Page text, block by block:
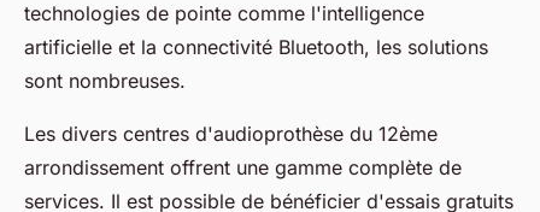
technologies de pointe comme l'intelligence
artificielle et la connectivité Bluetooth, les solutions
sont nombreuses.
Les divers centres d'audioprothèse du 12ème
arrondissement offrent une gamme complète de
services. Il est possible de bénéficier d'essais gratuits